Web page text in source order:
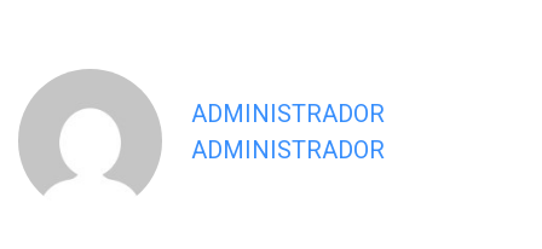
ADMINISTRADOR
ADMINISTRADOR